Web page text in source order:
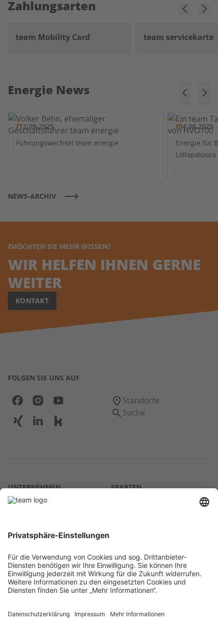
Zahlungsarten
team Mobility Card team servicekarte
Energie News
12.09.2025
Führungswechsel team energie
04.08.2025
Energie für
NEWS-ARCHIV
MÖCHTEN SIE MEHR WISSEN?
WIR HELFEN IHNEN GERNE
WEITER
KONTAKT
FOLGEN SIE UNS AUF
Standorte
Suche
UNTERNEHMEN
Über uns
Karriere
Kontakt
SPARTEN
RECHTLICHES